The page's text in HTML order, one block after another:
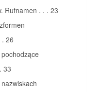
Rufnamen . . . 23
26
33